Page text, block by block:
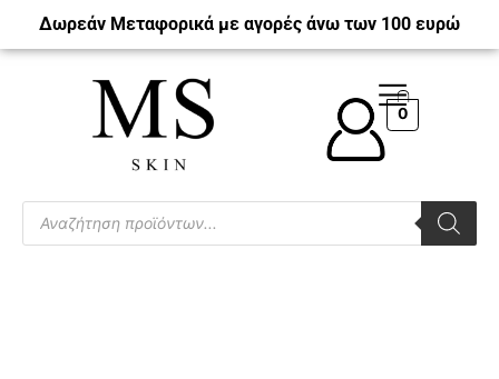
Δωρεάν Μεταφορικά με αγορές άνω των 100 ευρώ
0